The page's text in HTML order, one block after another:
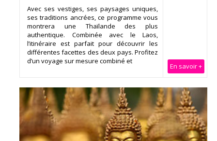
En savoir +
Avec ses vestiges, ses paysages uniques,
ses traditions ancrées, ce programme vous
montrera une Thaïlande des plus
authentique. Combinée avec le Laos,
l’itinéraire est parfait pour découvrir les
différentes facettes des deux pays. Profitez
d’un voyage sur mesure combiné et